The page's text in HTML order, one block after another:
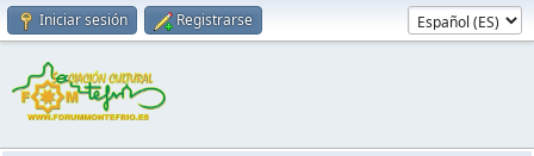
Iniciar sesión Registrarse